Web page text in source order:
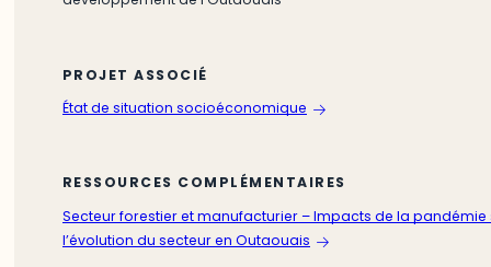
PROJET ASSOCIÉ
État de situation socioéconomique
RESSOURCES COMPLÉMENTAIRES
Secteur forestier et manufacturier – Impacts de la pandémie
l’évolution du secteur en Outaouais